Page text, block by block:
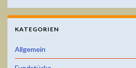
KATEGORIEN
Allgemein